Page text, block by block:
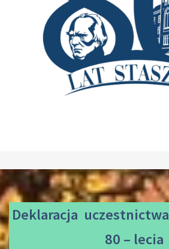
Deklaracja uczestnictwa
80 – lecia